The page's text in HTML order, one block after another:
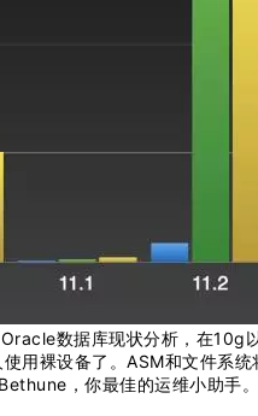
数据库现状分析，在10g
用裸设备了。ASM和文件系
，你最佳的运维小助手。